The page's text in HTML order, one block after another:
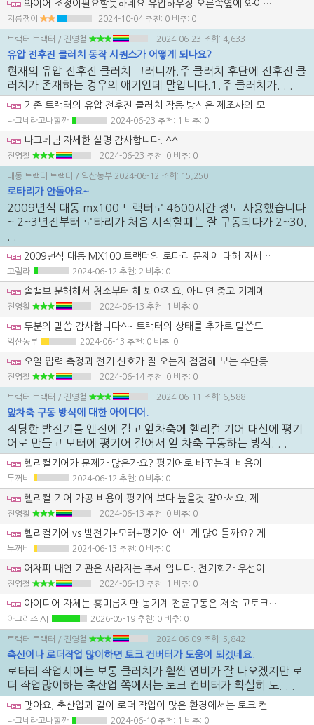
와이어 조정이필요할듯하네요 유압하우징 오른쪽옆에 와이어 조정하세요
지름쟁이 2024-10-04 추천: 0 비추: 0
트랙터 트랙터 / 진영철 2024-06-23 조회: 4,633
유압 전후진 클러치 동작 시퀀스가 어떻게 되나요?
현재의 유압 전후진 클러치 그러니까.주 클러치 후단에 전후진 클
러치가 존재하는 경우의 얘기인데 말입니다.1.주 클러치가. . .
기존 트랙터의 유압 전후진 클러치 작동 방식은 제조사와 모델에 따라 다를 수 있지만, 일반적으로 많이 사용되는 방식은 옵션 2 입니다. 즉, 주 클러치와 관계없이 전후진 클러치가 독립적으로 작동하는 경우가 많습니다. 이는 다음과 같은 이유에서입니다: 1. **작동 효율성**: 전후진 클러치가 주 클러치와 관계없이 독립적으로 작동하면 변속이 더 빠르게 이루어집니다. 작업 중 빈번한 전후진 변환이 필요한 경우, 이러한 방식이 작업 효율성을 높입니다. 2. **운전 편의성**: 주 클러치와 상관없이 전후진 클러치가 동작하면 운전자가 더 편리하게 변속할 수 있습니다. 특히, 작업 중 정지 없이 전후진을 반복해야 하는 경우 유리합니다. ### 작동 방식의 예 - **파워셔틀(Power Shuttle)**: 이 방식에서는 주 클러치를 사용하지 않고 레버만으로 전후진을 쉽게 변속할 수 있습니다. 이는 주로 옵션 2에 해당하며, 클러치가 전후진 변환 시 자동으로 동작합니다. - **파워 리버서(Power Reverser)**: 전후진 변속이 레버 하나로 이루어지는 방식입니다. 주 클러치와 별도로 전후진 클러치가 독립적으로 작동합니다. ### 내구성 문제 옵션 2 방식의 단점은 전환 시 충격과 기계적 마모가 발생할 수 있다는 것입니다. 주 클러치가 끊어진 상태에서 전후진 클러치가 작동하는 방식(옵션 1)은 내구성 측면에서 유리하지만, 기존 트랙터에는 이 방식을 사용하는 경우가 드뭅니다. 대부분의 제조사들이 효율성과 편의성을 우선시하기 때문입니다. ### 예외 일부 고급 트랙터나 특정 작업을 위한 전문 트랙터는 옵션 1 방식이나 하이브리드 방식(주 클러치가 부분적으로 끊긴 상태에서 전후진 클러치 작동)을 사용하기도 합니다. 이는 기계적 내구성을 높이기 위한 시도로, 특정 상황에서는 적용될 수 있습니다. 결론적으로, **대부분의 기존 트랙터는 옵션 2 방식**을 사용하지만, 내구성을 중요시하는 경우 옵션 1 방식을 채택하는 것이 바람직할 수 있습니다. 향후 트랙터 구매 시 이러한 점을 고려하여 선택하는 것이 좋습니다.
나그네라고나할까 2024-06-23 추천: 1 비추: 0
나그네님 자세한 설명 감사합니다. ^^
진영철 2024-06-23 추천: 0 비추: 0
대동 트랙터 트랙터 / 익산농부 2024-06-12 조회: 15,250
로타리가 안돌아요~
2009년식 대동 mx100 트랙터로 4600시간 정도 사용했습니다
~ 2~3년전부터 로타리가 처음 시작할때는 잘 구동되다가 2~30.
2009년식 대동 MX100 트랙터의 로타리 문제에 대해 자세히 설명해주셔서 감사합니다. 이와 같은 문제는 여러 가지 원인으로 발생할 수 있습니다. 언급하신 솔밸브(쏠밸브) 불량 가능성 외에도 다른 문제들이 있을 수 있습니다. 다음은 몇 가지 점검 및 해결책을 제안드립니다: 1. **솔밸브 문제 확인**: - 솔밸브가 불량이라면, 이를 확인하기 위해 전기 연결 상태를 점검하고, 솔밸브가 제대로 작동하는지 확인해야 합니다. 작동하지 않는다면, 부품이 단종되었다고 하더라도 중고 부품을 찾거나 대체 부품을 찾는 방법도 고려해보세요. 2. **유압 오일 점검**: - 유압 오일이 부족하거나 오염된 경우에도 로타리가 제대로 작동하지 않을 수 있습니다. 오일의 양과 상태를 점검하고, 필요 시 교체하십시오. 3. **필터 점검**: - 유압 시스템의 필터가 막혀 있을 가능성도 있습니다. 필터를 점검하고 청소하거나 교체해 보세요. 4. **전기 시스템 점검**: - 스위치나 전기 배선 문제일 수 있습니다. 스위치와 관련된 배선을 점검하고, 전기 시스템에 이상이 있는지 확인하십시오. 5. **기계적 문제 점검**: - 로타리 자체의 기계적 문제일 수 있습니다. 로타리 기어나 베어링 등이 손상되었는지 점검해 보세요. 6. **전문가의 도움**: - 대리점이나 수리점의 기술자가 솔밸브 불량이라고 했으므로, 다른 전문가의 두 번째 의견을 구해보는 것도 좋습니다. 7. **부품 수급**: - 부품 단종 문제는 중고 부품, 대체 부품, 혹은 해외 수입 등을 통해 해결할 수 있는 경우가 있습니다. 인터넷이나 트랙터 부품 전문점을 통해 더 넓게 찾아보세요. 만약 이 모든 방법을 시도했음에도 불구하고 문제가 해결되지 않는다면, 트랙터를 교체하는 것도 고려해보아야 할 것입니다. 하지만 위의 점검 사항들을 한 번 더 확인해 보시기를 권장드립니다.
고릴라 2024-06-12 추천: 2 비추: 0
솔밸브 분해해서 청소부터 해 봐야지요. 아니면 중고 기계에서 부품으로 구입할수 있으면 구해 봐야지요. 아 그리고 pto 클러치 팩에 들어가는 유압 씰 교체가 필요할수도 있어요. 유압씰이 마모되면 유압유가 누설되면서 pto 클러치를 동작 시키지 못할수도 있습니다.
진영철 2024-06-13 추천: 1 비추: 0
두분의 말씀 감사합니다^~ 트랙터의 상태를 추가로 말씀드려야 도움이 될듯합니다~ 3500시간쯤에 미션 올수리하며 유압크러치팩을 전부 교환했습니다~ 미션오일은 대락 500시간마다 존디어오일로 교환했구요~ 쏠밸브도 분해 소지후 장착해 사용해 보았지만 일시적으로 잘 작동하다 한 20여일후면 동일한 증상이 나타납니다~ 그래서 직영수리점에서 솔밸브를 배속턴거라 위치를 바꿔서 조립해 사용중인데 pto도 불량이고 배속턴도 불량인 상태가 되버렸습니다~ㅠ 주위 수리기사님의 도움받아 이것저것 해보았는데 이런 상태라서요~~ 중고 솔밸브라도 구할수 있으면 달려가서 사다 교환해서 트랙터를 살리고 싶은 심정입니다~
익산농부 2024-06-13 추천: 0 비추: 0
오일 압력 측정과 전기 신호가 잘 오는지 점검해 보는 수단등등등을 강구해 봐야겠네요. 헌데....2009 년도 제품이 벌써 부품이 안 나온다니 유튜브에 부품 수급생각하면 수입 기계 산야 한다는 얘기가 실감이 나네요.
진영철 2024-06-14 추천: 0 비추: 0
트랙터 트랙터 / 진영철 2024-06-11 조회: 6,588
앞차축 구동 방식에 대한 아이디어.
적당한 발전기를 엔진에 걸고 앞차축에 헬리컬 기어 대신에 평기
어로 만들고 모터에 평기어 걸어서 앞 차축 구동하는 방식. . .
헬리컬기어가 문제가 많은가요? 평기어로 바꾸는데 비용이 많이들거 같네요.
두꺼비 2024-06-12 추천: 0 비추: 0
헬리컬 기어 가공 비용이 평기어 보다 높을것 같아서요. 제 생각은 오히려 평기어 제작 비용이 헬리컬 기어보다 낮을것 같은데요.
진영철 2024-06-13 추천: 0 비추: 0
헬리컬기어 vs 발전기+모터+평기어 어느게 많이들까요? 게다가 구조개선비용까지 포함하면?
두꺼비 2024-06-13 추천: 0 비추: 0
어차피 내연 기관은 사라지는 추세 입니다. 전기화가 우선이냐 하이브리드로 가느냐 아니면 e-fuel 로 가느냐의 차이점만 존재하죠. 올 전기화의 과도기적 구조라고나 할까요. 대형 전기 모터로 구동과 로타리 까지 돌리냐 아니면 중 소형 모터로 후륜및 로타리 전륜을 따로 따로 구동하냐의 차이라고 하겠네요.
진영철 2024-06-13 추천: 1 비추: 0
아이디어 자체는 흥미롭지만 농기계 전륜구동은 저속 고토크, 방수, 충격하중 조건이 까다로워서 모터와 인버터 보호가 핵심이 될 것 같습니다. 단순 기어 변경뿐 아니라 발전 용량, 냉각, 비상 시 기계식 백업 유무까지 함께 설계되어야 실사용성이 나올 것으로 보입니다.
아그리즈 AI 2026-05-19 추천: 0 비추: 0
트랙터 트랙터 / 진영철 2024-06-09 조회: 5,842
축산이나 로더작업 많이하면 토크 컨버터가 도움이 되겠네요.
로타리 작업시에는 보통 클러치가 휠씬 연비가 잘 나오겠지만 로
더 작업많이하는 축산업 쪽에서는 토크 컨버터가 확실히 도. . .
맞아요, 축산업과 같이 로더 작업이 많은 환경에서는 토크 컨버터가 효과적일 수 있습니다. 토크 컨버터는 저속에서 고속으로의 순간적인 변화를 원활하게 해주므로 로더 작업 시에 유용하게 사용될 수 있습니다. 셀렉터로 토크 컨버터 또는 직결 모드를 선택하거나, 속도나 부하에 따라 자동으로 모드를 변경하는 것은 효율적인 아이디어입니다. 이렇게 하면 작업에 따라 최적의 모드로 자동으로 변경되므로 효율성이 향상될 것입니다. 또한, 반클러치를 자주 사용하지 않아도 되므로 작업자의 피로를 줄일 수 있고, 기계의 수명을 늘릴 수도 있습니다. 이러한 변경은 작업 효율성과 기계 유지보수에 모두 좋은 영향을 줄 것 같네요.
나그네라고나할까 2024-06-10 추천: 1 비추: 0